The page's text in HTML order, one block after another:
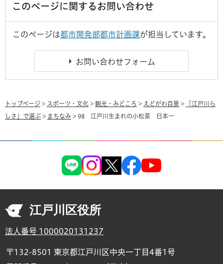
このページに関するお問い合わせ
このページは都市開発部都市計画課が担当しています。
トップページ > スポーツ・文化 > 観光・みどころ > えどがわ百景 > 「江戸川ら
しさ」で選ぶ > まちなみ > 98 江戸川生まれの小松菜 日本一
江戸川区役所
法人番号 1000020131237
〒132-8501 東京都江戸川区中央一丁目4番1号